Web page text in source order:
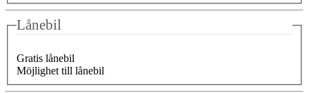
Lånebil
Gratis lånebil
Möjlighet till lånebil